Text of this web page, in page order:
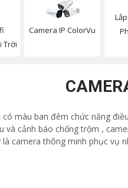
Trời
Camera IP ColorVu
màu ban đêm chức năng
và cảnh báo chống trộm ,
camera thông minh phục vụ